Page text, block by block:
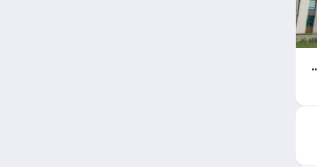
بشأن خطوط المحمول المسجلة